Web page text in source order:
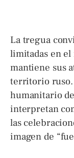
La tregua
limitadas en
mantiene sus
territorio ruso.
humanitario
interpretan
las
imagen de